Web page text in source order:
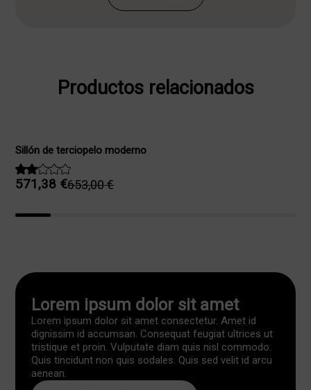
Productos relacionados
Sillón de terciopelo moderno
653,00€
precio
571,38 €
precio
Lorem ipsum dolor sit amet
Lorem ipsum dolor sit amet consectetur. Amet id
dignissim id accumsan. Consequat feugiat ultrices ut
tristique et proin. Vulputate diam quis nisl commodo.
Quis tincidunt non quis sodales. Quis sed velit id arcu
aenean.